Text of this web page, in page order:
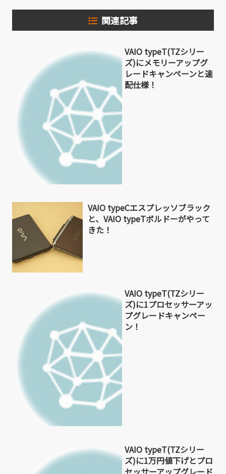
関連記事
VAIO typeT(TZシリー
ズ)にメモリーアップグ
レードキャンペーンと速
配仕様！
VAIO typeCエスプレッソブラック
と、VAIO typeTボルドーがやって
きた！
VAIO typeT(TZシリー
ズ)に1プロセッサーアッ
プグレードキャンペー
ン！
VAIO typeT(TZシリー
ズ)に1万円値下げとプロ